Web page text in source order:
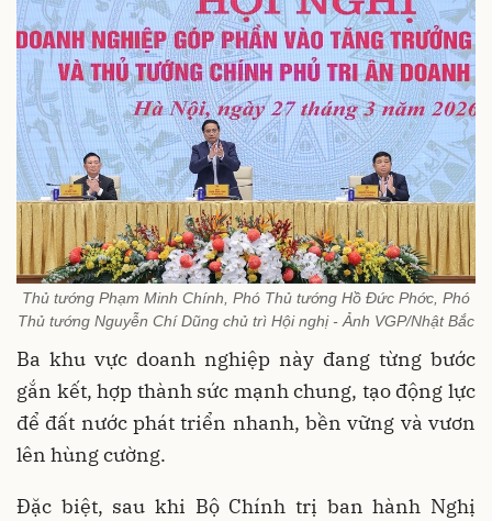
Thủ tướng Phạm Minh Chính, Phó Thủ tướng Hồ Đức Phớc, Phó
Thủ tướng Nguyễn Chí Dũng chủ trì Hội nghị - Ảnh VGP/Nhật Bắc
Ba khu vực doanh nghiệp này đang từng bước
gắn kết, hợp thành sức mạnh chung, tạo động lực
để đất nước phát triển nhanh, bền vững và vươn
lên hùng cường.
Đặc biệt, sau khi Bộ Chính trị ban hành Nghị